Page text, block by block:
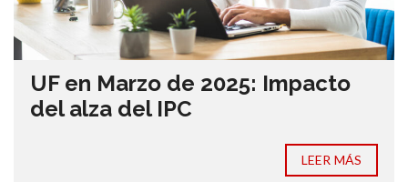
UF en Marzo de 2025: Impacto
del alza del IPC
LEER MÁS